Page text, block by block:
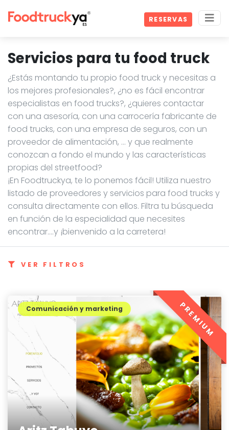
RESERVAS
Servicios para tu food truck
¿Estás montando tu propio food truck y necesitas a
los mejores profesionales?, ¿no es fácil encontrar
especialistas en food trucks?, ¿quieres contactar
con una asesoría, con una carrocería fabricante de
food trucks, con una empresa de seguros, con un
proveedor de alimentación, … y que realmente
conozcan a fondo el mundo y las características
propias del streetfood?
¡En Foodtruckya, te lo ponemos fácil! Utiliza nuestro
listado de proveedores y servicios para food trucks y
consulta directamente con ellos. Filtra tu búsqueda
en función de la especialidad que necesites
encontrar....y ¡bienvenido a la carretera!
VER FILTROS
Comunicación y marketing PREMIUM